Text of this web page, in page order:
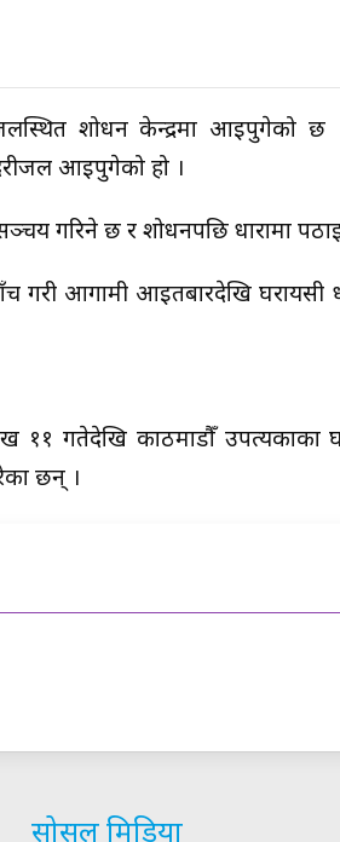
प्रशोधन केन्द्रमा आइपुगेको
आइपुगेको हो ।
गरिने छ र प्रशोधनपछि धारामा
गरी आगामी आइतबारदेखि घरायसी
११ गतेदेखि काठमाडौँ
छन् ।
सोसल मिडिया